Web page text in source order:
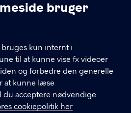
bruger
bruges kun internt i
til at kunne vise fx videoer
og forbedre den generelle
at kunne læse
du acceptere nødvendige
cookiepolitik her
Kommune
her